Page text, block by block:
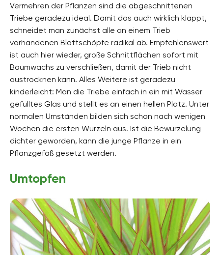
Vermehren der Pflanzen sind die abgeschnittenen
Triebe geradezu ideal. Damit das auch wirklich klappt,
schneidet man zunächst alle an einem Trieb
vorhandenen Blattschöpfe radikal ab. Empfehlenswert
ist auch hier wieder, große Schnittflächen sofort mit
Baumwachs zu verschließen, damit der Trieb nicht
austrocknen kann. Alles Weitere ist geradezu
kinderleicht: Man die Triebe einfach in ein mit Wasser
gefülltes Glas und stellt es an einen hellen Platz. Unter
normalen Umständen bilden sich schon nach wenigen
Wochen die ersten Wurzeln aus. Ist die Bewurzelung
dichter geworden, kann die junge Pflanze in ein
Pflanzgefäß gesetzt werden.
Umtopfen